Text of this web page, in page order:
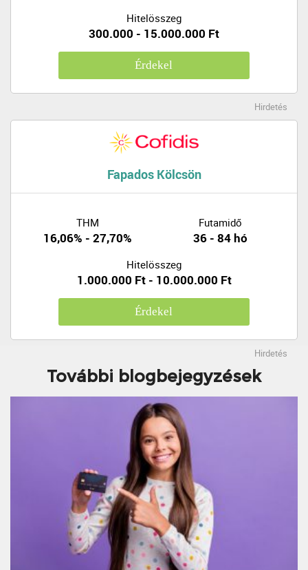
Hitelösszeg
300.000 - 15.000.000 Ft
Érdekel
Hirdetés
Fapados Kölcsön
THM
16,06% - 27,70%
Futamidő
36 - 84 hó
Hitelösszeg
1.000.000 Ft - 10.000.000 Ft
Érdekel
Hirdetés
További blogbejegyzések